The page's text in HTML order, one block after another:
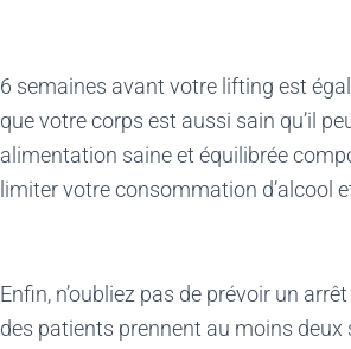
6 semaines avant votre lifting est
que votre corps est aussi sain qu’il
alimentation saine et équilibrée
limiter votre consommation d’alcool
Enfin, n’oubliez pas de prévoir un
des patients prennent au moins